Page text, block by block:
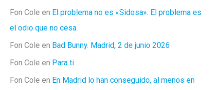
Fon Cole en El problema no es «Sidosa». El problema es
el odio que no cesa.
Fon Cole en Bad Bunny. Madrid, 2 de junio 2026
Fon Cole en Para ti
Fon Cole en En Madrid lo han conseguido, al menos en